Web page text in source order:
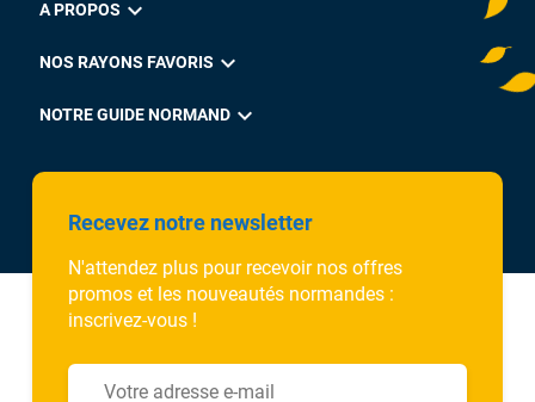
A PROPOS expand_more
NOS RAYONS FAVORIS expand_more
NOTRE GUIDE NORMAND expand_more
Recevez notre newsletter
N'attendez plus pour recevoir nos offres
promos et les nouveautés normandes :
inscrivez-vous !